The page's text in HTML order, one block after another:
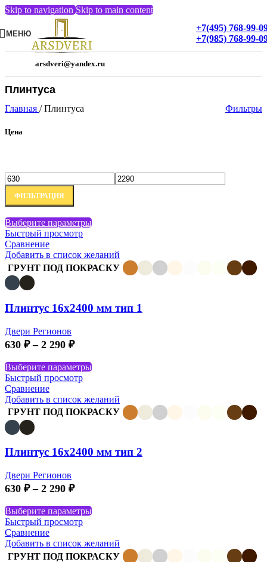
Skip to navigationSkip to main content
МЕНЮ
+7(495) 768-99-
+7(985) 768-99-
arsdveri@yandex.ru
Плинтуса
Главная / Плинтуса Фильтры
Цена
Минимальная
цена
Максимальная
цена
ФИЛЬТРАЦИЯ
Выберите параметрыЭтот
несколько
вариаций.
на
Быстрый просмотр
Сравнение
Добавить в список желаний
ГРУНТ ПОД ПОКРАСКУ
Плинтус 16х2400 мм тип 1
Двери Регионов
630 ₽ – 2 290 ₽Диапазон
630 ₽
–
290 ₽
Выберите параметрыЭтот
несколько
вариаций.
на
Быстрый просмотр
Сравнение
Добавить в список желаний
ГРУНТ ПОД ПОКРАСКУ
Плинтус 16х2400 мм тип 2
Двери Регионов
630 ₽ – 2 290 ₽Диапазон
630 ₽
–
290 ₽
Выберите параметрыЭтот
несколько
вариаций.
Быстрый просмотр
Сравнение
Добавить в список желаний
ГРУНТ ПОД ПОКРАСКУ